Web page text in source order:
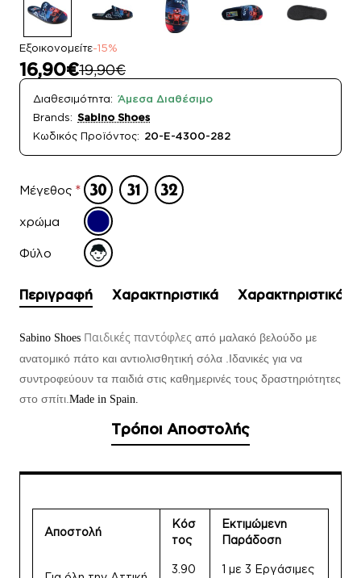
Εξοικονομείτε-15%
16,90€19,90€
Διαθεσιμότητα: Άμεσα Διαθέσιμο
Brands: Sabino Shoes
Κωδικός Προϊόντος: 20-E-4300-282
Μέγεθος
χρώμα
Φύλο
Περιγραφή Χαρακτηριστικά Χαρακτηριστικά
Sabino Shoes Παιδικές παντόφλες από μαλακό βελούδο με
ανατομικό πάτο και αντιολισθητική σόλα .Ιδανικές για να
συντροφεύουν τα παιδιά στις καθημερινές τους δραστηριότητες
στο σπίτι.Made in Spain.
Τρόποι Αποστολής
Αποστολή
Κόσ
τος
Εκτιμώμενη
Παράδοση
3.90
1 με 3 Εργάσιμες